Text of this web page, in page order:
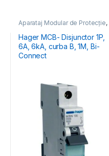
Aparataj Modular de Protecție,
Distribuția Energiei
Întrerupătoare Automate
Hager MCB- Disjunctor 1P,
6A, 6kA, curba B, 1M, Bi-
Connect